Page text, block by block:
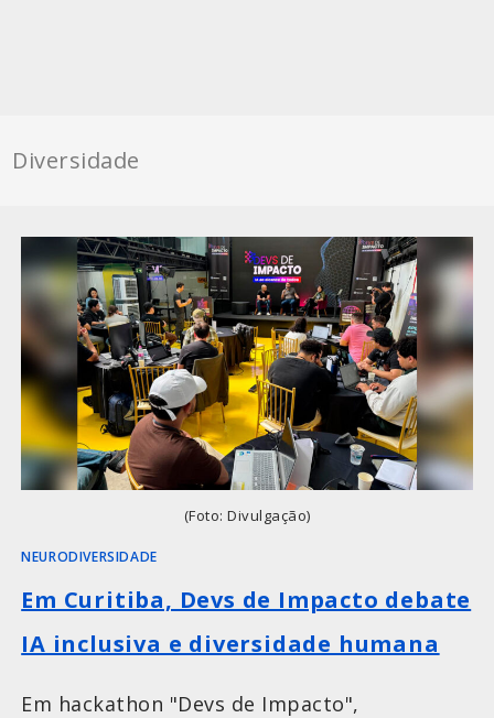
Diversidade
(Foto: Divulgação)
NEURODIVERSIDADE
Em Curitiba, Devs de Impacto debate
IA inclusiva e diversidade humana
Em hackathon "Devs de Impacto",